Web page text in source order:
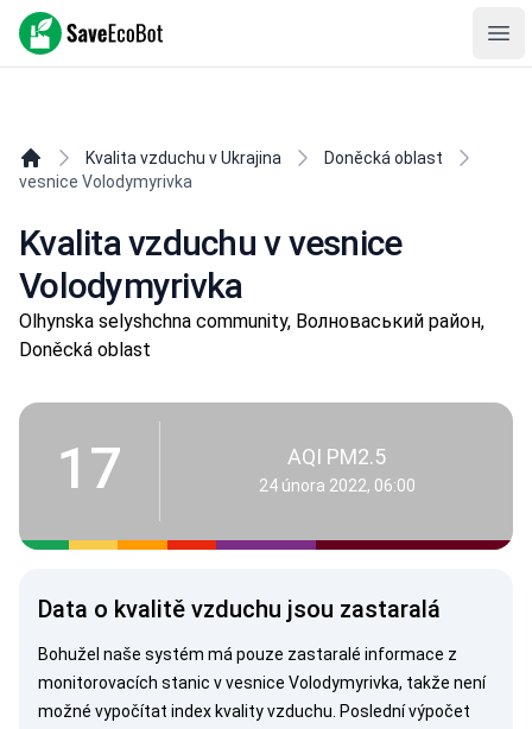
SaveEcoBot
Kvalita vzduchu v Ukrajina
Doněcká oblast
vesnice Volodymyrivka
Kvalita vzduchu v vesnice
Volodymyrivka
Olhynska selyshchna community, Волноваський район,
Doněcká oblast
17 AQI PM2.5
24 února 2022, 06:00
Data o kvalitě vzduchu jsou zastaralá
Bohužel naše systém má pouze zastaralé informace z
monitorovacích stanic v vesnice Volodymyrivka, takže není
možné vypočítat index kvality vzduchu. Poslední výpočet